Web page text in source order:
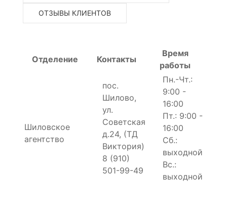
ОТЗЫВЫ КЛИЕНТОВ
Отделение Контакты
Время
работы
Шиловское
агентство
пос.
Шилово,
ул.
Советская
д.24, (ТД
Виктория)
8 (910)
501-99-49
Пн.-Чт.:
9:00 -
16:00
Пт.: 9:00 -
16:00
Сб.:
выходной
Вс.:
выходной